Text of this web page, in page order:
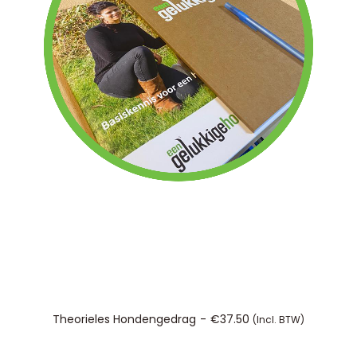
TOEVOEGEN AAN WINKELWAGEN
Theorieles Hondengedrag €37.50 (incl. BTW)